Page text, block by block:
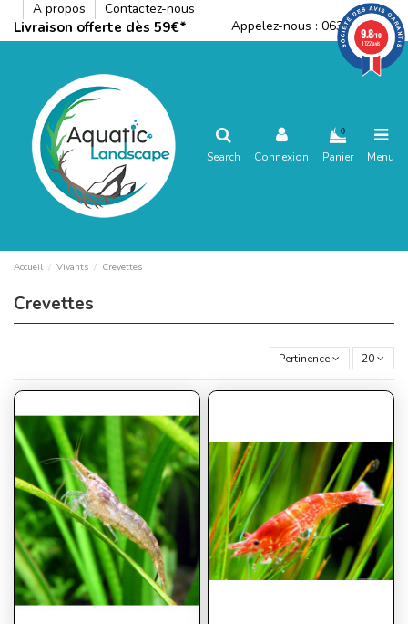
A propos Contactez-nous
Livraison offerte dès 59€* Appelez-nous : 0636792288
Search Connexion
0
Panier Menu
Accueil Vivants Crevettes
Crevettes
Pertinence 20
9.8/10
1122 avis